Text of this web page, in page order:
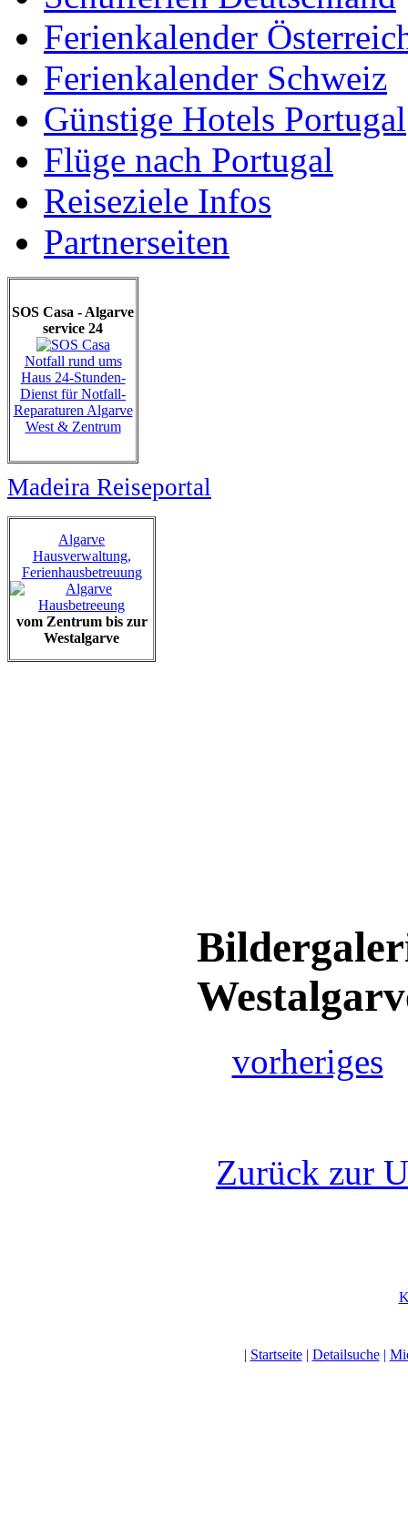
Ferienkalender
Ferienkalender Schweiz
Günstige Hotels Portugal
Flüge nach Portugal
Reiseziele Infos
Partnerseiten
SOS Casa - Algarve
service 24
Notfall rund ums
Haus 24-Stunden-
Dienst für Notfall-
Reparaturen Algarve
West & Zentrum
Madeira Reiseportal
Algarve
Hausverwaltung,
Ferienhausbetreuung
vom Zentrum bis zur
Westalgarve
vorheriges
Zurück zur
| Startseite| Detailsuche|